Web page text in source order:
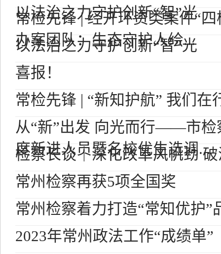
以法治之力守护创新“智”光
常检先锋 | 经开环资类案件“
办案团队：生态守护人绘...
以法治之力守护创新“智”光
喜报！
常检先锋 | “新知护航” 我们在
从“新”出发 向光而行——市检
度新进人员暨名校优生选调...
检察长谈｜深化改革风帆劲
常州检察再获5项全国奖
常州检察着力打造“常知优护”
2023年常州政法工作“成绩单”